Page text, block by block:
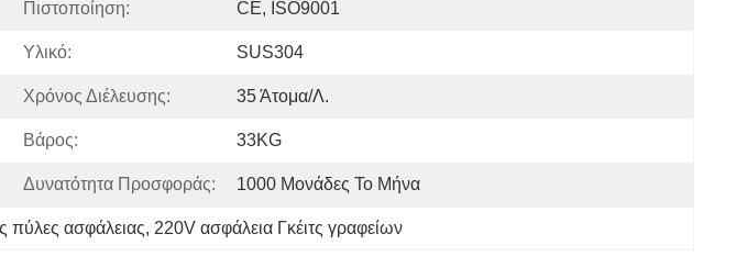
Πιστοποίηση: CE, ISO9001
Υλικό: SUS304
Χρόνος Διέλευσης: 35 Άτομα/λ.
Βάρος: 33KG
Δυνατότητα Προσφοράς: 1000 Μονάδες Το Μήνα
πύλες ασφάλειας, 220V ασφάλεια Γκέιτς γραφείων